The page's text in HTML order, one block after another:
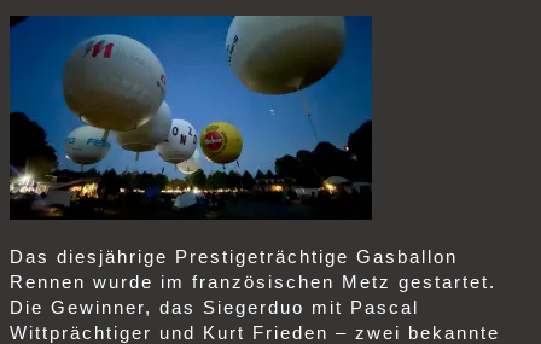
Das diesjährige Prestigeträchtige Gasballon
Rennen wurde im französischen Metz gestartet.
Die Gewinner, das Siegerduo mit Pascal
Wittprächtiger und Kurt Frieden – zwei bekannte